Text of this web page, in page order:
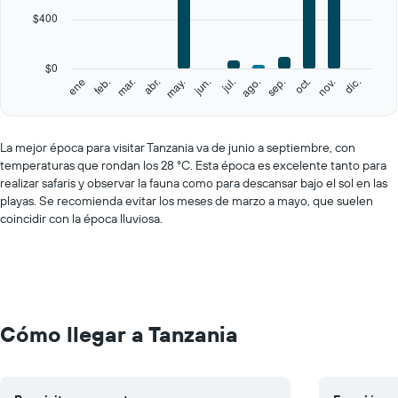
categories.
values.
Range:
0
to
2000.
ene feb. mar. abr. may. jun. jul. ago. sep. oct. nov. dic.
$0
$400
interactive
La mejor época para visitar Tanzania va de junio a septiembre, con
temperaturas que rondan los 28 °C. Esta época es excelente tanto para
realizar safaris y observar la fauna como para descansar bajo el sol en las
playas. Se recomienda evitar los meses de marzo a mayo, que suelen
coincidir con la época lluviosa.
Cómo llegar a Tanzania